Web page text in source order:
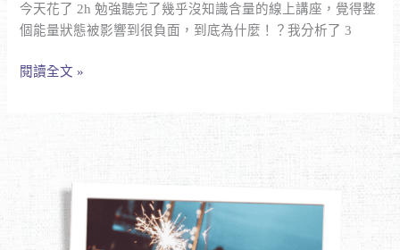
今天花了 2h 勉強聽完了幾乎沒知識含量的線上講座，覺得整
個能量狀態被影響到很負面，到底為什麼！？我分析了 3
本
不
浪
閱讀全文 »